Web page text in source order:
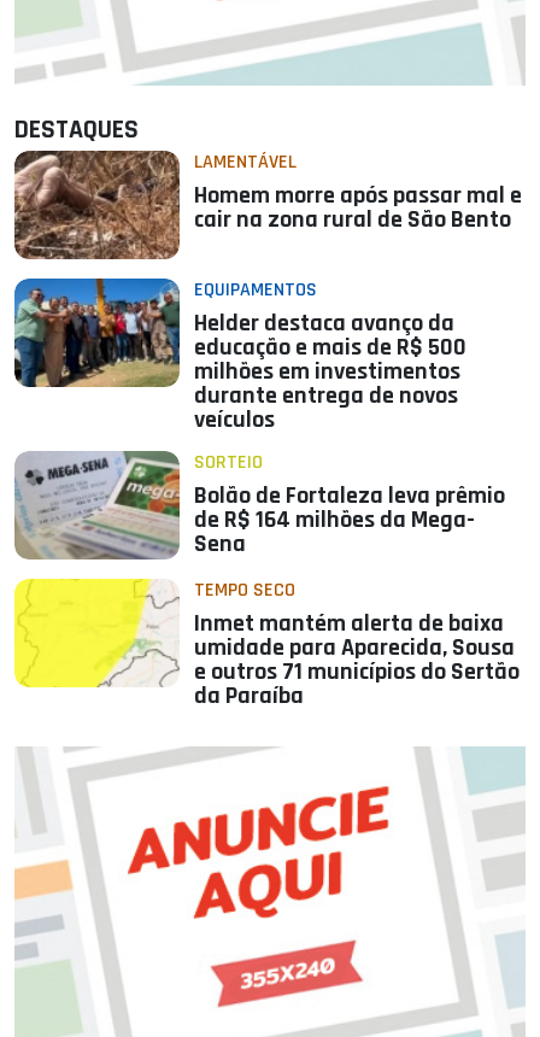
DESTAQUES
LAMENTÁVEL
Homem morre após passar mal e
cair na zona rural de São Bento
EQUIPAMENTOS
Helder destaca avanço da
educação e mais de R$ 500
milhões em investimentos
durante entrega de novos
veículos
SORTEIO
Bolão de Fortaleza leva prêmio
de R$ 164 milhões da Mega-
Sena
TEMPO SECO
Inmet mantém alerta de baixa
umidade para Aparecida, Sousa
e outros 71 municípios do Sertão
da Paraíba